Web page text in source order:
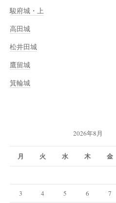
駿府城・上
高田城
松井田城
鷹留城
箕輪城
2026年8月
月 火 水 木 金
3 4 5 6 7